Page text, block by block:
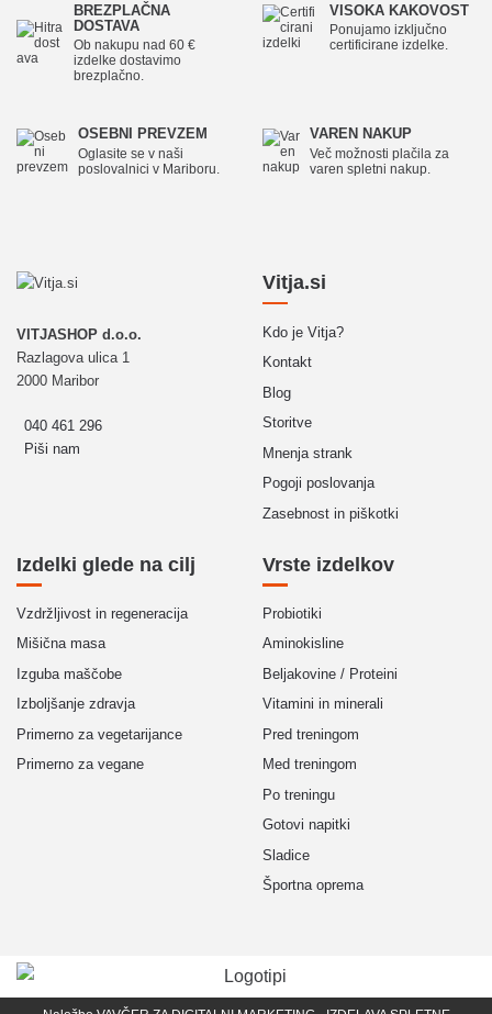
BREZPLAČNA
DOSTAVA
Ob nakupu nad 60 €
izdelke dostavimo
brezplačno.
VISOKA KAKOVOST
Ponujamo izključno
certificirane izdelke.
OSEBNI PREVZEM
Oglasite se v naši
poslovalnici v Mariboru.
VAREN NAKUP
Več možnosti plačila za
varen spletni nakup.
VITJASHOP d.o.o.
Razlagova ulica 1
2000 Maribor
040 461 296
Piši nam
Vitja.si
Kdo je Vitja?
Kontakt
Blog
Storitve
Mnenja strank
Pogoji poslovanja
Zasebnost in piškotki
Izdelki glede na cilj
Vzdržljivost in regeneracija
Mišična masa
Izguba maščobe
Izboljšanje zdravja
Primerno za vegetarijance
Primerno za vegane
Vrste izdelkov
Probiotiki
Aminokisline
Beljakovine / Proteini
Vitamini in minerali
Pred treningom
Med treningom
Po treningu
Gotovi napitki
Sladice
Športna oprema